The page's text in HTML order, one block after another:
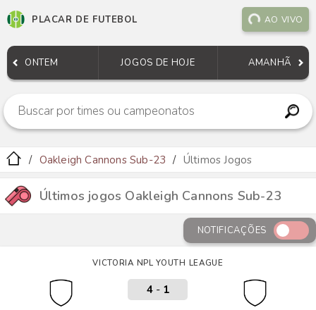
PLACAR DE FUTEBOL AO VIVO
ONTEM JOGOS DE HOJE AMANHÃ
Oakleigh Cannons Sub-23 Últimos Jogos
Últimos jogos Oakleigh Cannons Sub-23
NOTIFICAÇÕES
VICTORIA NPL YOUTH LEAGUE
4- 1